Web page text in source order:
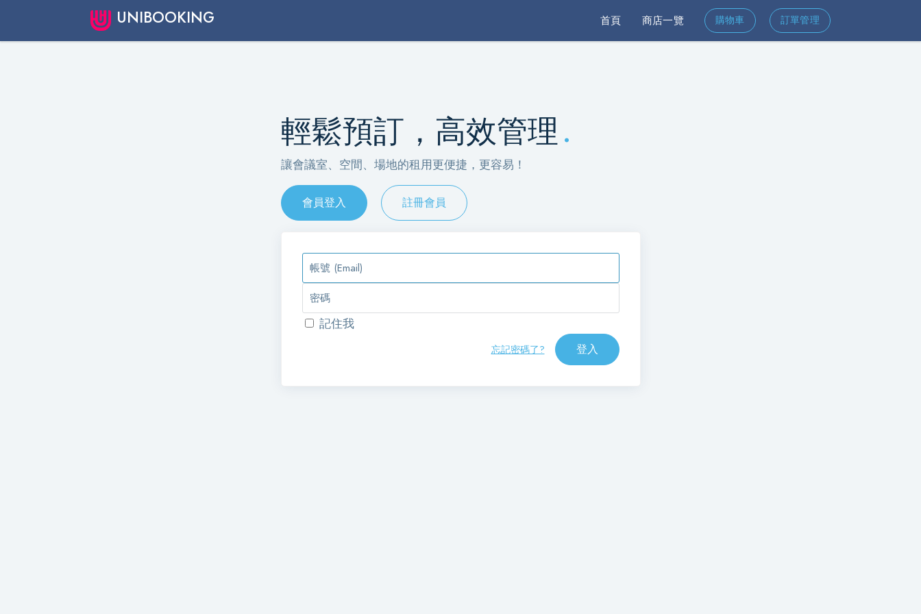
UNIBOOKING 首頁 商店一覽 購物車 訂單管理
輕鬆預訂，高效管理.
讓會議室、空間、場地的租用更便捷，更容易！
會員登入 註冊會員
記住我
忘記密碼了? 登入